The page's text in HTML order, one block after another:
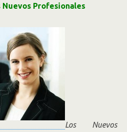
Nuevos Profesionales
Los Nuevos